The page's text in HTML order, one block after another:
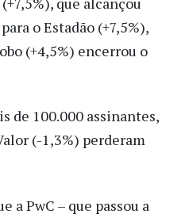
o Estadão (+7,5%),
(+4,5%) encerrou o
de 100.000 assinantes,
(-1,3%) perderam
a PwC – que passou a